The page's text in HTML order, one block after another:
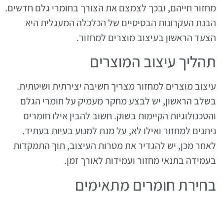
מחזור חייהם, ובכך לצמצם את הצורך בחומרי גלם חדשים.
הבנת העקרונות הבסיסיים של הכלכלה המעגלית היא
הצעד הראשון בעיצוב מוצרים למחזור.
תהליך עיצוב המוצרים
עיצוב מוצרים למחזור מצריך חשיבה יצירתית ושיטתית.
בשלב הראשון, יש לבצע מחקר מעמיק על חומרי הגלם
והטכנולוגיות הקיימות בשוק. חשוב להבין אילו חומרים
ניתנים למחזור ואילו לא, על מנת למנוע בעיות בעתיד.
לאחר מכן, יש להגדיר את מטרות העיצוב, תוך התמקדות
בעמידה בתנאי מחזור ועמידות לאורך זמן.
בחירת חומרים מתאימים